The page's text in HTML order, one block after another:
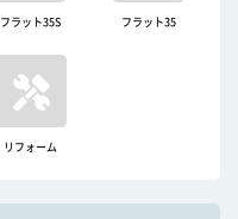
フラット35S フラット35
リフォーム